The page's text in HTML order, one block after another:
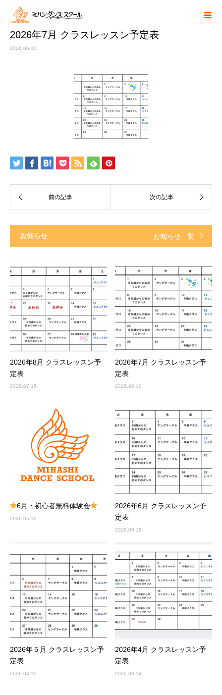
2026年7月 クラスレッスン予定表
2026.06.10
お知らせ お知らせ一覧
2026年8月 クラスレッスン予
定表
2026.07.15
2026年7月 クラスレッスン予
定表
2026.06.10
6月・初心者無料体験会
2026.05.19
2026年6月 クラスレッスン予
定表
2026.05.18
2026年５月 クラスレッスン予
定表
2026.04.10
2026年4月 クラスレッスン予
定表
2026.03.14